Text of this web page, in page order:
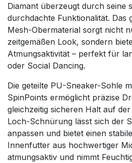
Diamant überzeugt durch seine
durchdachte Funktionalität. Das
Mesh-Obermaterial sorgt nicht
zeitgemäßen Look, sondern
Atmungsaktivität – perfekt für
oder Social Dancing.
Die geteilte PU-Sneaker-Sohle
SpinPoints ermöglicht präzise
gleichzeitig sicheren Halt auf
Loch-Schnürung lässt sich der
anpassen und bietet einen
Innenfutter aus hochwertiger
atmungsaktiv und nimmt